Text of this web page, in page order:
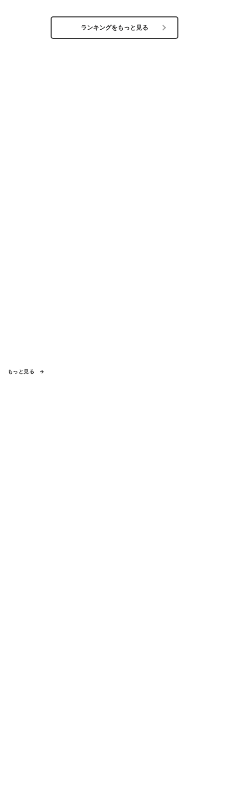
ランキングをもっと見る
もっと見る